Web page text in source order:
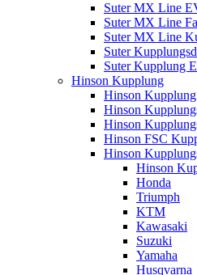
Suter MX Line
Suter MX Line
Suter MX Line
Suter
Suter Kupplung
Hinson Kupplung
Hinson Kupplung
Hinson
Hinson
Hinson FSC
Hinson
Hinson
Honda
Triumph
KTM
Kawasaki
Suzuki
Yamaha
Husqvarna